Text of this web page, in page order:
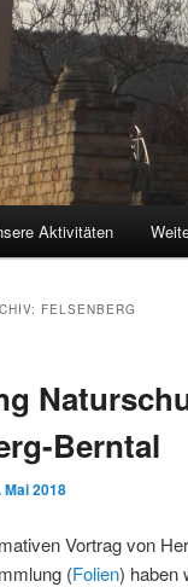
Aktivitäten
FELSENBERG
Berntal
Mai 2018
Vortrag von
(Folien) haben